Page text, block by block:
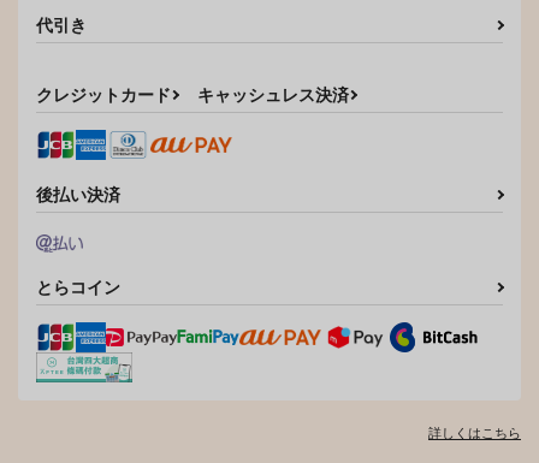
代引き
クレジットカード キャッシュレス決済
後払い決済
とらコイン
詳しくはこちら